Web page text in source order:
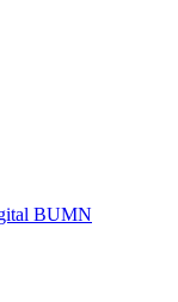
BUMN